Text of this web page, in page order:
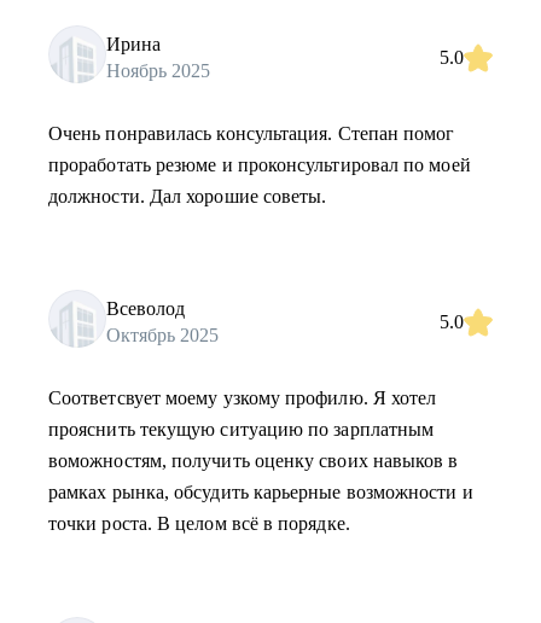
Ирина
Ноябрь 2025
5.0
Очень понравилась консультация. Степан помог
проработать резюме и проконсультировал по моей
должности. Дал хорошие советы.
Всеволод
Октябрь 2025
5.0
Соответсвует моему узкому профилю. Я хотел
прояснить текущую ситуацию по зарплатным
воможностям, получить оценку своих навыков в
рамках рынка, обсудить карьерные возможности и
точки роста. В целом всё в порядке.